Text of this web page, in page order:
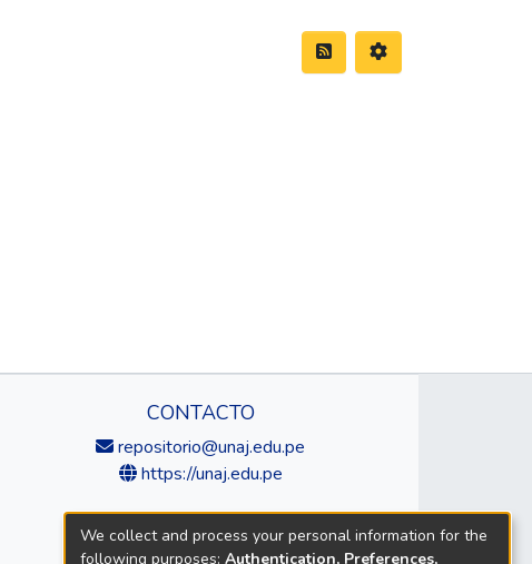
CONTACTO
repositorio@unaj.edu.pe
https://unaj.edu.pe
We collect and process your personal information for the
following purposes: Authentication, Preferences,